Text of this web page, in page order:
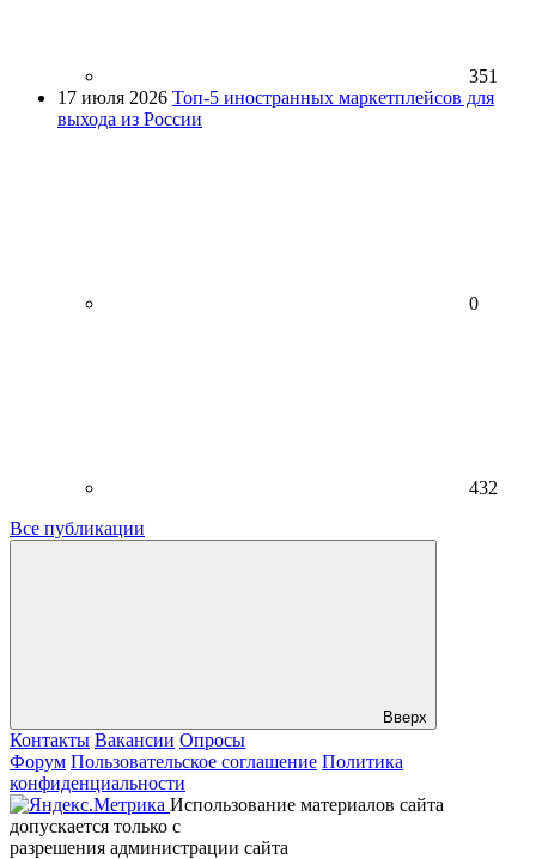
351
17 июля 2026 Топ-5 иностранных маркетплейсов для
выхода из России
0
432
Все публикации
Вверх
Контакты Вакансии Опросы
Форум Пользовательское соглашение Политика
конфиденциальности
Использование материалов сайта
допускается только с
разрешения администрации сайта